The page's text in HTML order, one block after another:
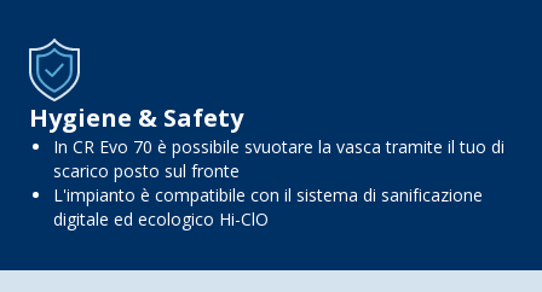
Hygiene & Safety
In CR Evo 70 è possibile svuotare la vasca tramite il tuo di
scarico posto sul fronte
L'impianto è compatibile con il sistema di sanificazione
digitale ed ecologico Hi-ClO